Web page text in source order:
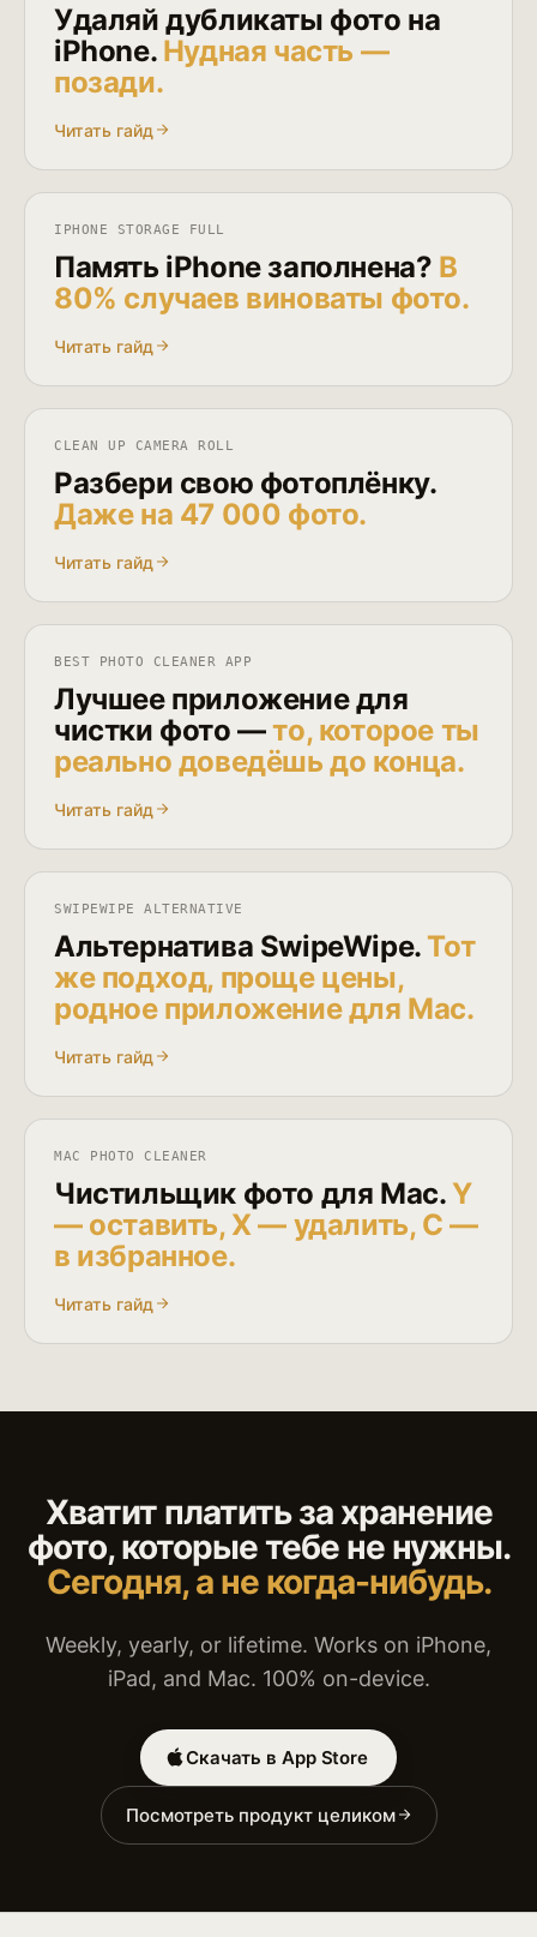
Удаляй дубликаты фото на
iPhone. Нудная часть —
позади.
Читать гайд
IPHONE STORAGE FULL
Память iPhone заполнена? В
80% случаев виноваты фото.
Читать гайд
CLEAN UP CAMERA ROLL
Разбери свою фотоплёнку.
Даже на 47 000 фото.
Читать гайд
BEST PHOTO CLEANER APP
Лучшее приложение для
чистки фото —то, которое ты
реально доведёшь до конца.
Читать гайд
SWIPEWIPE ALTERNATIVE
Альтернатива SwipeWipe.Тот
же подход, проще цены,
родное приложение для Mac.
Читать гайд
MAC PHOTO CLEANER
Чистильщик фото для Mac.Y
— оставить, X — удалить, C —
в избранное.
Читать гайд
Хватит платить за хранение
фото, которые тебе не нужны.
Сегодня, а не когда-нибудь.
Weekly, yearly, or lifetime. Works on iPhone,
iPad, and Mac. 100% on-device.
Скачать в App Store
Посмотреть продукт целиком